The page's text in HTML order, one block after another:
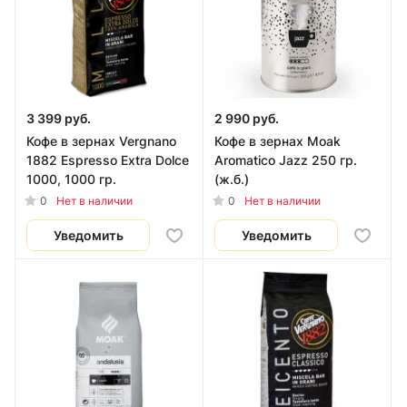
3 399 руб.
Кофе в зернах Vergnano
1882 Espresso Extra Dolce
1000, 1000 гр.
0 Нет в наличии
Уведомить
2 990 руб.
Кофе в зернах Moak
Aromatico Jazz 250 гр.
(ж.б.)
0 Нет в наличии
Уведомить